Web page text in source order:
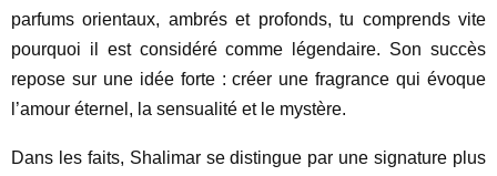
parfums orientaux, ambrés et profonds, tu comprends vite
pourquoi il est considéré comme légendaire. Son succès
repose sur une idée forte : créer une fragrance qui évoque
l’amour éternel, la sensualité et le mystère.
Dans les faits, Shalimar se distingue par une signature plus